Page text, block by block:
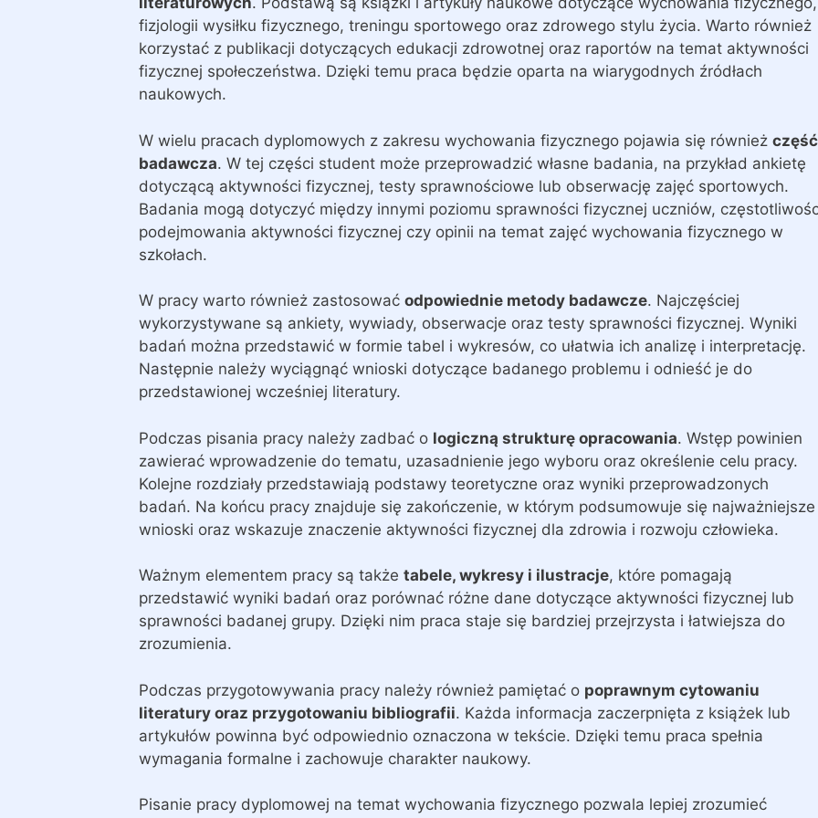
fizjologii wysiłku fizycznego, treningu sportowego oraz zdrowego stylu życia. Warto również
korzystać z publikacji dotyczących edukacji zdrowotnej oraz raportów na temat aktywności
fizycznej społeczeństwa. Dzięki temu praca będzie oparta na wiarygodnych źródłach
naukowych.
W wielu pracach dyplomowych z zakresu wychowania fizycznego pojawia się również część
badawcza. W tej części student może przeprowadzić własne badania, na przykład ankietę
dotyczącą aktywności fizycznej, testy sprawnościowe lub obserwację zajęć sportowych.
Badania mogą dotyczyć między innymi poziomu sprawności fizycznej uczniów,
podejmowania aktywności fizycznej czy opinii na temat zajęć wychowania fizycznego w
szkołach.
W pracy warto również zastosować odpowiednie metody badawcze. Najczęściej
wykorzystywane są ankiety, wywiady, obserwacje oraz testy sprawności fizycznej. Wyniki
badań można przedstawić w formie tabel i wykresów, co ułatwia ich analizę i interpretację.
Następnie należy wyciągnąć wnioski dotyczące badanego problemu i odnieść je do
przedstawionej wcześniej literatury.
Podczas pisania pracy należy zadbać o logiczną strukturę opracowania. Wstęp powinien
zawierać wprowadzenie do tematu, uzasadnienie jego wyboru oraz określenie celu pracy.
Kolejne rozdziały przedstawiają podstawy teoretyczne oraz wyniki przeprowadzonych
badań. Na końcu pracy znajduje się zakończenie, w którym podsumowuje się najważniejsze
wnioski oraz wskazuje znaczenie aktywności fizycznej dla zdrowia i rozwoju człowieka.
Ważnym elementem pracy są także tabele, wykresy i ilustracje, które pomagają
przedstawić wyniki badań oraz porównać różne dane dotyczące aktywności fizycznej lub
sprawności badanej grupy. Dzięki nim praca staje się bardziej przejrzysta i łatwiejsza do
zrozumienia.
Podczas przygotowywania pracy należy również pamiętać o poprawnym cytowaniu
literatury oraz przygotowaniu bibliografii. Każda informacja zaczerpnięta z książek lub
artykułów powinna być odpowiednio oznaczona w tekście. Dzięki temu praca spełnia
wymagania formalne i zachowuje charakter naukowy.
Pisanie pracy dyplomowej na temat wychowania fizycznego pozwala lepiej zrozumieć